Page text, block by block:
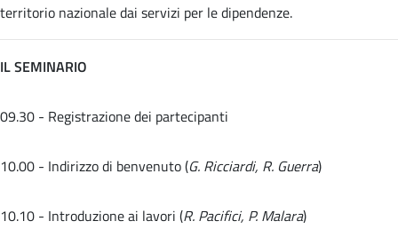
territorio nazionale dai servizi per le dipendenze.
IL SEMINARIO
09.30 - Registrazione dei partecipanti
10.00 - Indirizzo di benvenuto (G. Ricciardi, R. Guerra)
10.10 - Introduzione ai lavori (R. Pacifici, P. Malara)